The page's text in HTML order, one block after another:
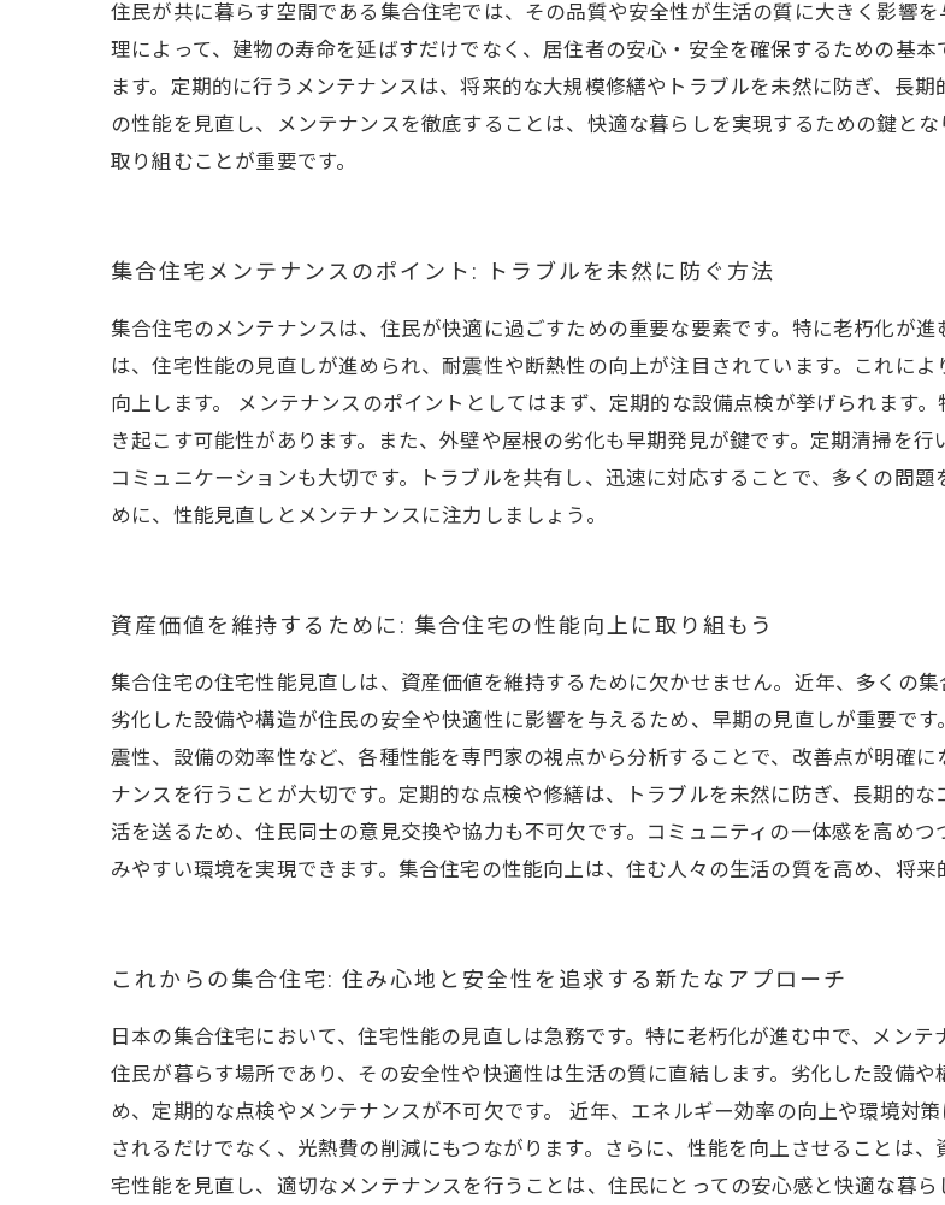
住民が共に暮らす空間である集合住宅では、その品質や安全性が生活の質に大きく影響
理によって、建物の寿命を延ばすだけでなく、居住者の安心・安全を確保するための基
ます。定期的に行うメンテナンスは、将来的な大規模修繕やトラブルを未然に防ぎ、長
の性能を見直し、メンテナンスを徹底することは、快適な暮らしを実現するための鍵と
取り組むことが重要です。
集合住宅メンテナンスのポイント: トラブルを未然に防ぐ方法
集合住宅のメンテナンスは、住民が快適に過ごすための重要な要素です。特に老朽化が
は、住宅性能の見直しが進められ、耐震性や断熱性の向上が注目されています。これに
向上します。 メンテナンスのポイントとしてはまず、定期的な設備点検が挙げられます
き起こす可能性があります。また、外壁や屋根の劣化も早期発見が鍵です。定期清掃を
コミュニケーションも大切です。トラブルを共有し、迅速に対応することで、多くの問
めに、性能見直しとメンテナンスに注力しましょう。
資産価値を維持するために: 集合住宅の性能向上に取り組もう
集合住宅の住宅性能見直しは、資産価値を維持するために欠かせません。近年、多くの
劣化した設備や構造が住民の安全や快適性に影響を与えるため、早期の見直しが重要で
震性、設備の効率性など、各種性能を専門家の視点から分析することで、改善点が明確
ナンスを行うことが大切です。定期的な点検や修繕は、トラブルを未然に防ぎ、長期的
活を送るため、住民同士の意見交換や協力も不可欠です。コミュニティの一体感を高め
みやすい環境を実現できます。集合住宅の性能向上は、住む人々の生活の質を高め、将来
これからの集合住宅: 住み心地と安全性を追求する新たなアプローチ
日本の集合住宅において、住宅性能の見直しは急務です。特に老朽化が進む中で、メン
住民が暮らす場所であり、その安全性や快適性は生活の質に直結します。劣化した設備
め、定期的な点検やメンテナンスが不可欠です。 近年、エネルギー効率の向上や環境対
されるだけでなく、光熱費の削減にもつながります。さらに、性能を向上させることは
宅性能を見直し、適切なメンテナンスを行うことは、住民にとっての安心感と快適な暮